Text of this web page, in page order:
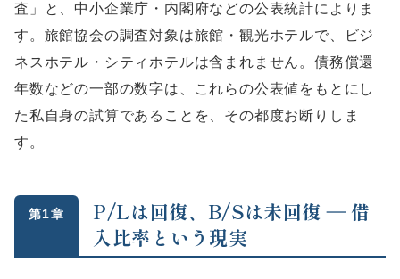
査」と、中小企業庁・内閣府などの公表統計によりま
す。旅館協会の調査対象は旅館・観光ホテルで、ビジ
ネスホテル・シティホテルは含まれません。債務償還
年数などの一部の数字は、これらの公表値をもとにし
た私自身の試算であることを、その都度お断りしま
す。
第1章
P/Lは回復、B/Sは未回復 ― 借
入比率という現実